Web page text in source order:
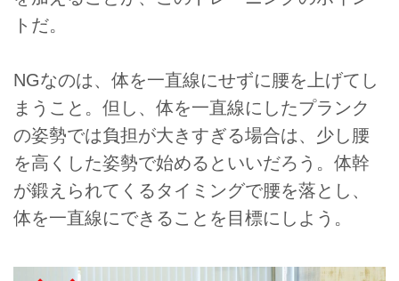
トだ。
NGなのは、体を一直線にせずに腰を上げてし
まうこと。但し、体を一直線にしたプランク
の姿勢では負担が大きすぎる場合は、少し腰
を高くした姿勢で始めるといいだろう。体幹
が鍛えられてくるタイミングで腰を落とし、
体を一直線にできることを目標にしよう。